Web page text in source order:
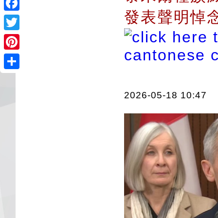
Facebook
Twitter
Pinterest
發表聲明悼
2026-05-18 10:47